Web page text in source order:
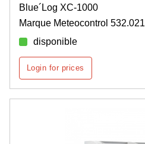
Blue´Log XC-1000
Marque Meteocontrol 532.021
disponible
Login for prices